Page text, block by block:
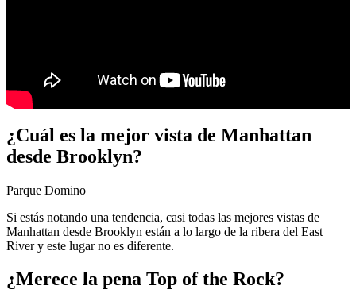
¿Cuál es la mejor vista de Manhattan
desde Brooklyn?
Parque Domino
Si estás notando una tendencia, casi todas las mejores vistas de
Manhattan desde Brooklyn están a lo largo de la ribera del East
River y este lugar no es diferente.
¿Merece la pena Top of the Rock?